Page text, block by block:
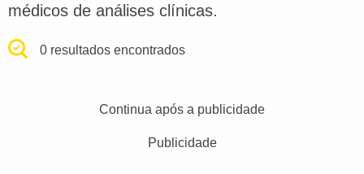
médicos de análises clínicas.
0 resultados encontrados
Continua após a publicidade
Publicidade